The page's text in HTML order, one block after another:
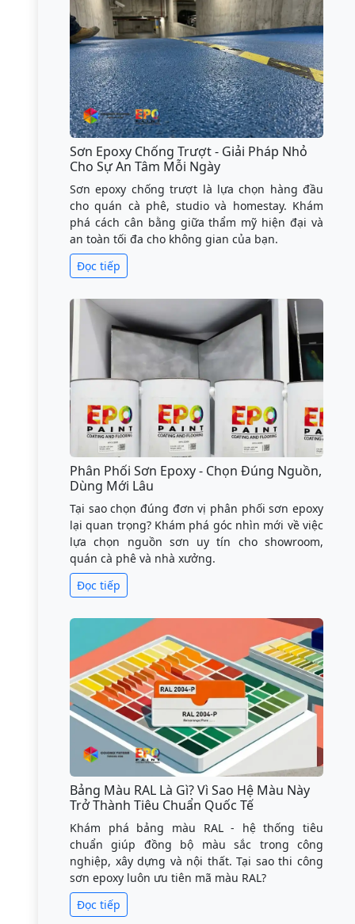
Sơn Epoxy Chống Trượt - Giải Pháp Nhỏ
Cho Sự An Tâm Mỗi Ngày
Sơn epoxy chống trượt là lựa chọn hàng đầu
cho quán cà phê, studio và homestay. Khám
phá cách cân bằng giữa thẩm mỹ hiện đại và
an toàn tối đa cho không gian của bạn.
Đọc tiếp
Phân Phối Sơn Epoxy - Chọn Đúng Nguồn,
Dùng Mới Lâu
Tại sao chọn đúng đơn vị phân phối sơn epoxy
lại quan trọng? Khám phá góc nhìn mới về việc
lựa chọn nguồn sơn uy tín cho showroom,
quán cà phê và nhà xưởng.
Đọc tiếp
Bảng Màu RAL Là Gì? Vì Sao Hệ Màu Này
Trở Thành Tiêu Chuẩn Quốc Tế
Khám phá bảng màu RAL - hệ thống tiêu
chuẩn giúp đồng bộ màu sắc trong công
nghiệp, xây dựng và nội thất. Tại sao thi công
sơn epoxy luôn ưu tiên mã màu RAL?
Đọc tiếp